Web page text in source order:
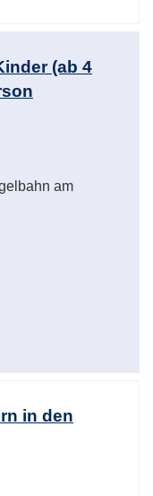
(ab 4
am
in den